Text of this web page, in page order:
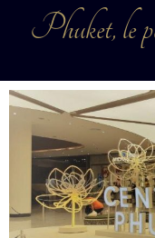
Phuket, le